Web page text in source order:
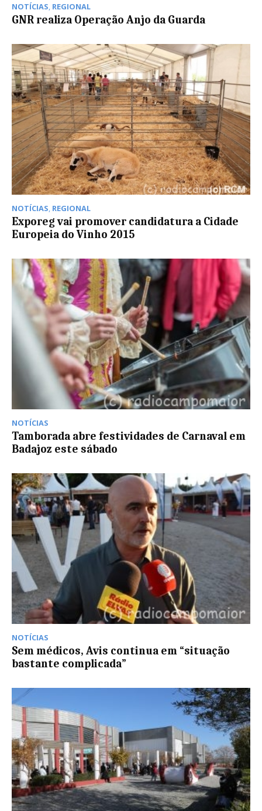
NOTÍCIAS, REGIONAL
GNR realiza Operação Anjo da Guarda
NOTÍCIAS, REGIONAL
Exporeg vai promover candidatura a Cidade
Europeia do Vinho 2015
NOTÍCIAS
Tamborada abre festividades de Carnaval em
Badajoz este sábado
NOTÍCIAS
Sem médicos, Avis continua em “situação
bastante complicada”